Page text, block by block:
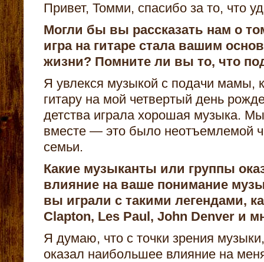
Привет, Томми, спасибо за то, что
Могли бы вы рассказать нам о
игра на гитаре стала вашим
жизни? Помните ли вы то, что
Я увлекся музыкой с подачи мамы,
гитару на мой четвертый день
детства играла хорошая музыка.
вместе — это было неотъемлемой
семьи.
Какие музыканты или группы
влияние на ваше понимание
вы играли с такими легендами,
Clapton, Les Paul, John Denver и
Я думаю, что с точки зрения
оказал наибольшее влияние на